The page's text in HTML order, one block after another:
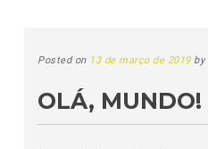
Posted on 13 de março de 2019by
OLÁ, MUNDO!